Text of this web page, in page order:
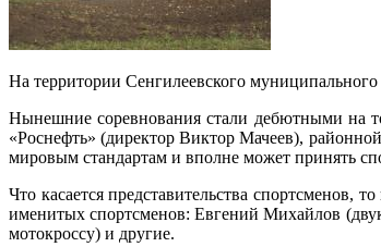
На территории Сенгилеевского
Нынешние соревнования стали дебютными на
«Роснефть» (директор Виктор Мачеев),
мировым стандартам и вполне может принять
Что касается представительства спортсменов,
именитых спортсменов: Евгений Михайлов
мотокроссу) и другие.